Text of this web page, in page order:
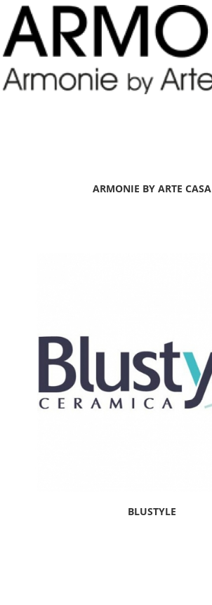
ARMONIE BY ARTE CASA
BLUSTYLE